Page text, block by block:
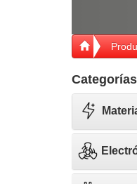
Categorías